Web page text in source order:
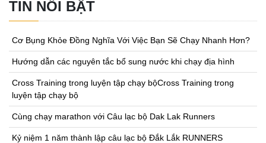
TIN NỔI BẬT
Cơ Bụng Khỏe Đồng Nghĩa Với Việc Bạn Sẽ Chạy Nhanh Hơn?
Hướng dẫn các nguyên tắc bổ sung nước khi chạy địa hình
Cross Training trong luyện tập chạy bộCross Training trong
luyện tập chạy bộ
Cùng chạy marathon với Câu lạc bộ Dak Lak Runners
Kỷ niệm 1 năm thành lập câu lạc bộ Đắk Lắk RUNNERS